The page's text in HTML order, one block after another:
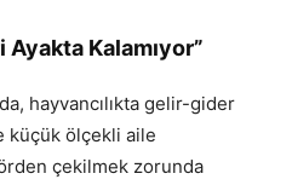
Kalamıyor”
hayvancılıkta gelir-gider
küçük ölçekli aile
çekilmek zorunda